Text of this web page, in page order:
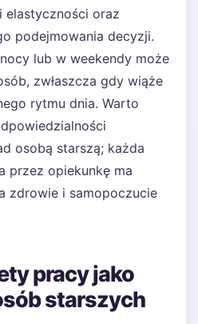
elastyczności oraz
podejmowania decyzji.
lub w weekendy może
zwłaszcza gdy wiąże
rytmu dnia. Warto
osobą starszą; każda
przez opiekunkę ma
zdrowie i samopoczucie
pracy jako
starszych